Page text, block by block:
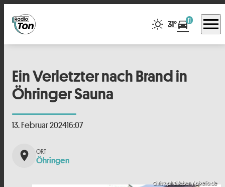
31°directions_car11 menu
Ein Verletzter nach Brand in
Öhringer Sauna
13. Februar 202416:07
place Öhringen
Christoph Ehleben / pixelio.de